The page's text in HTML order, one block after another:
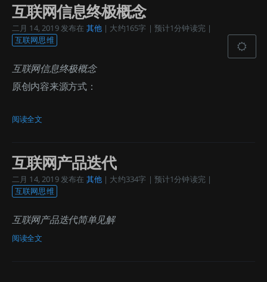
互联网信息终极概念
二月 14, 2019发布在 其他 | 大约165字 | 预计1分钟读完 |
互联网思维
互联网信息终极概念
原创内容来源方式：
阅读全文
互联网产品迭代
二月 14, 2019发布在 其他 | 大约334字 | 预计1分钟读完 |
互联网思维
互联网产品迭代简单见解
阅读全文